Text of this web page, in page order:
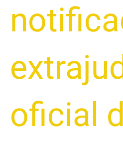
oficial